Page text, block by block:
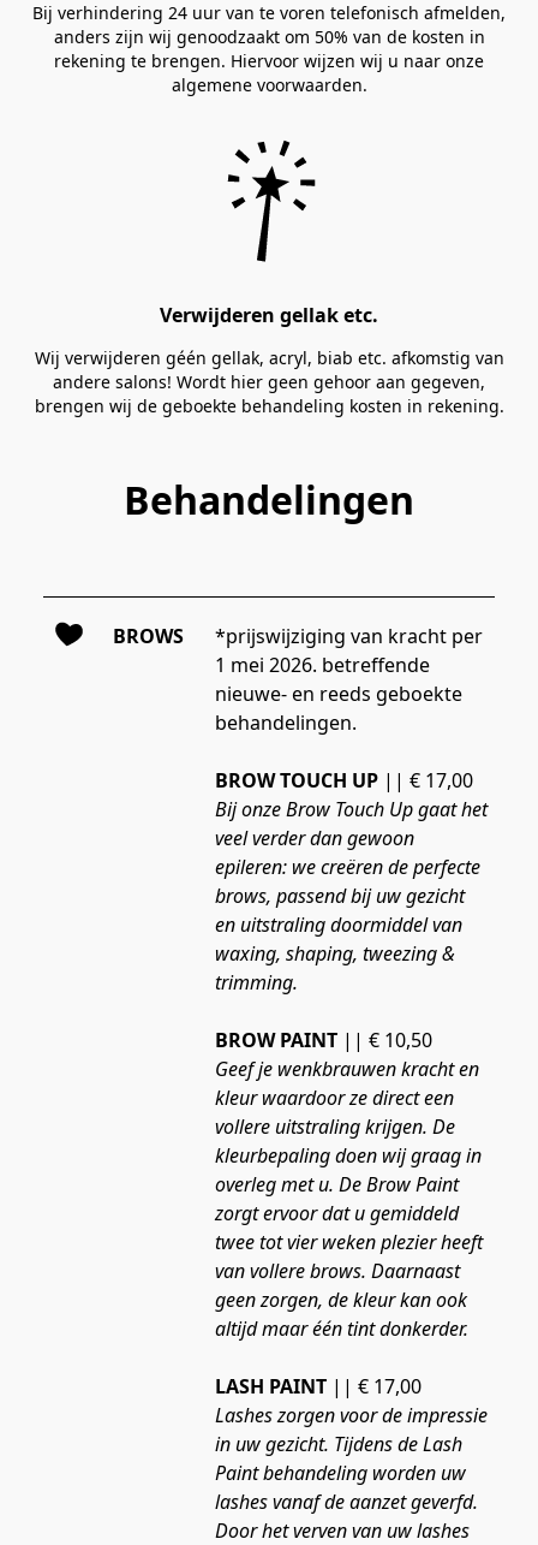
Bij verhindering 24 uur van te voren telefonisch afmelden,
anders zijn wij genoodzaakt om 50% van de kosten in
rekening te brengen. Hiervoor wijzen wij u naar onze
algemene voorwaarden.
Verwijderen gellak etc.
Wij verwijderen géén gellak, acryl, biab etc. afkomstig van
andere salons! Wordt hier geen gehoor aan gegeven,
brengen wij de geboekte behandeling kosten in rekening.
Behandelingen
BROWS
*prijswijziging van kracht per
1 mei 2026. betreffende
nieuwe- en reeds geboekte
behandelingen.
BROW TOUCH UP || € 17,00
Bij onze Brow Touch Up gaat het
veel verder dan gewoon
epileren: we creëren de perfecte
brows, passend bij uw gezicht
en uitstraling doormiddel van
waxing, shaping, tweezing &
trimming.
BROW PAINT || € 10,50
Geef je wenkbrauwen kracht en
kleur waardoor ze direct een
vollere uitstraling krijgen. De
kleurbepaling doen wij graag in
overleg met u. De Brow Paint
zorgt ervoor dat u gemiddeld
twee tot vier weken plezier heeft
van vollere brows. Daarnaast
geen zorgen, de kleur kan ook
altijd maar één tint donkerder.
LASH PAINT || € 17,00
Lashes zorgen voor de impressie
in uw gezicht. Tijdens de Lash
Paint behandeling worden uw
lashes vanaf de aanzet geverfd.
Door het verven van uw lashes